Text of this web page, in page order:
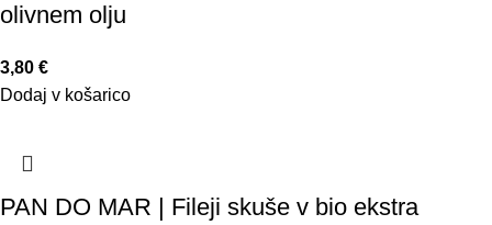
olivnem olju
3,80 €
Dodaj v košarico
PAN DO MAR | Fileji skuše v bio ekstra